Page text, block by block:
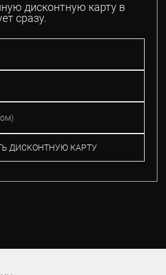
дисконтную карту в
сразу.
ДИСКОНТНУЮ КАРТУ